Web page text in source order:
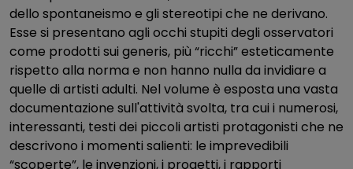
dello spontaneismo e gli stereotipi che ne derivano.
Esse si presentano agli occhi stupiti degli osservatori
come prodotti sui generis, più “ricchi” esteticamente
rispetto alla norma e non hanno nulla da invidiare a
quelle di artisti adulti. Nel volume è esposta una vasta
documentazione sull'attività svolta, tra cui i numerosi,
interessanti, testi dei piccoli artisti protagonisti che ne
descrivono i momenti salienti: le imprevedibili
“scoperte”, le invenzioni, i progetti, i rapporti